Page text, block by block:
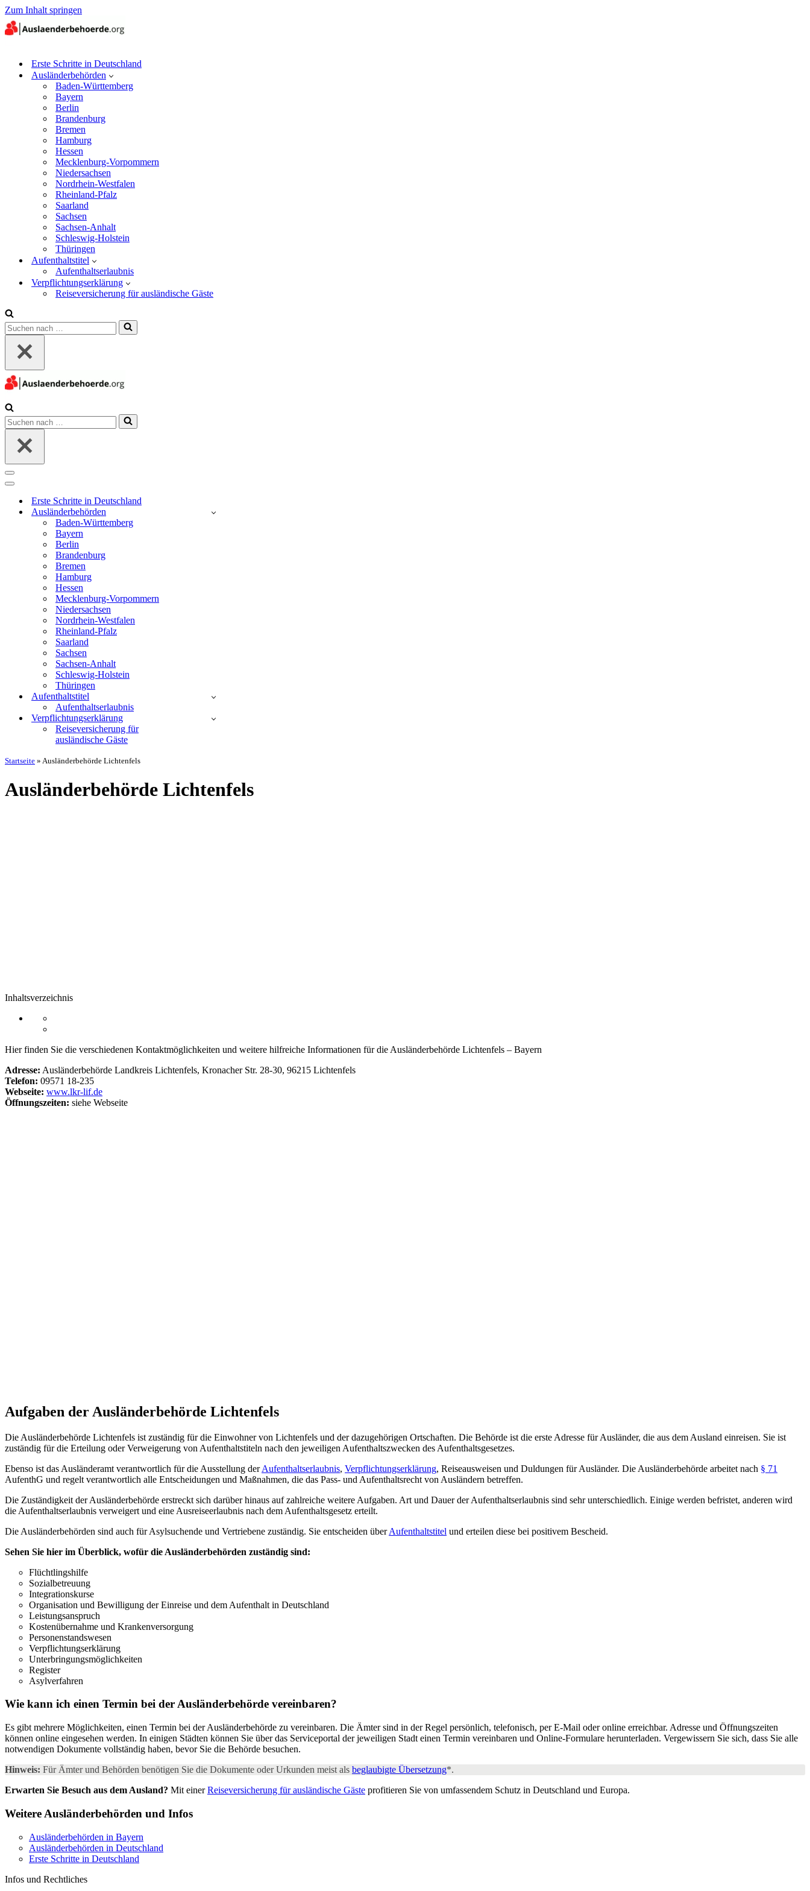
Zum Inhalt springen
Erste Schritte in Deutschland
Ausländerbehörden
Baden-Württemberg
Bayern
Berlin
Brandenburg
Bremen
Hamburg
Hessen
Mecklenburg-Vorpommern
Niedersachsen
Nordrhein-Westfalen
Rheinland-Pfalz
Saarland
Sachsen
Sachsen-Anhalt
Schleswig-Holstein
Thüringen
Aufenthaltstitel
Aufenthaltserlaubnis
Verpflichtungserklärung
Reiseversicherung für ausländische Gäste
Suchen
nach …
Suchen
nach …
Navigations-
Menü
Navigations-
Erste Schritte in Deutschland
Ausländerbehörden
Baden-Württemberg
Bayern
Berlin
Brandenburg
Bremen
Hamburg
Hessen
Mecklenburg-Vorpommern
Niedersachsen
Nordrhein-Westfalen
Rheinland-Pfalz
Saarland
Sachsen
Sachsen-Anhalt
Schleswig-Holstein
Thüringen
Aufenthaltstitel
Aufenthaltserlaubnis
Verpflichtungserklärung
Reiseversicherung für
ausländische Gäste
Startseite » Ausländerbehörde Lichtenfels
Ausländerbehörde Lichtenfels
Inhaltsverzeichnis
Hier finden Sie die verschiedenen Kontaktmöglichkeiten und weitere hilfreiche Informationen für die Ausländerbehörde Lichtenfels – Bayern
Adresse: Ausländerbehörde Landkreis Lichtenfels, Kronacher Str. 28-30, 96215 Lichtenfels
Telefon: 09571 18-235
Webseite: www.lkr-lif.de
Öffnungszeiten: siehe Webseite
Aufgaben der Ausländerbehörde Lichtenfels
Die Ausländerbehörde Lichtenfels ist zuständig für die Einwohner von Lichtenfels und der dazugehörigen Ortschaften. Die Behörde ist die erste Adresse für Ausländer, die aus dem Ausland einreisen. Sie ist
zuständig für die Erteilung oder Verweigerung von Aufenthaltstiteln nach den jeweiligen Aufenthaltszwecken des Aufenthaltsgesetzes.
Ebenso ist das Ausländeramt verantwortlich für die Ausstellung derAufenthaltserlaubnis, Verpflichtungserklärung, Reiseausweisen und Duldungen für Ausländer. Die Ausländerbehörde arbeitet nach § 71
AufenthG und regelt verantwortlich alle Entscheidungen und Maßnahmen, die das Pass- und Aufenthaltsrecht von Ausländern betreffen.
Die Zuständigkeit der Ausländerbehörde erstreckt sich darüber hinaus auf zahlreiche weitere Aufgaben. Art und Dauer der Aufenthaltserlaubnis sind sehr unterschiedlich. Einige werden befristet, anderen wird
die Aufenthaltserlaubnis verweigert und eine Ausreiseerlaubnis nach dem Aufenthaltsgesetz erteilt.
Die Ausländerbehörden sind auch für Asylsuchende und Vertriebene zuständig. Sie entscheiden überAufenthaltstitel und erteilen diese bei positivem Bescheid.
Sehen Sie hier im Überblick, wofür die Ausländerbehörden zuständig sind:
Flüchtlingshilfe
Sozialbetreuung
Integrationskurse
Organisation und Bewilligung der Einreise und dem Aufenthalt in Deutschland
Leistungsanspruch
Kostenübernahme und Krankenversorgung
Personenstandswesen
Verpflichtungserklärung
Unterbringungsmöglichkeiten
Register
Asylverfahren
Wie kann ich einen Termin bei der Ausländerbehörde vereinbaren?
Es gibt mehrere Möglichkeiten, einen Termin bei der Ausländerbehörde zu vereinbaren. Die Ämter sind in der Regel persönlich, telefonisch, per E-Mail oder online erreichbar. Adresse und Öffnungszeiten
können online eingesehen werden. In einigen Städten können Sie über das Serviceportal der jeweiligen Stadt einen Termin vereinbaren und Online-Formulare herunterladen. Vergewissern Sie sich, dass Sie alle
notwendigen Dokumente vollständig haben, bevor Sie die Behörde besuchen.
Hinweis: Für Ämter und Behörden benötigen Sie die Dokumente oder Urkunden meist als beglaubigte Übersetzung*.
Erwarten Sie Besuch aus dem Ausland? Mit einerReiseversicherung für ausländische Gäste profitieren Sie von umfassendem Schutz in Deutschland und Europa.
Weitere Ausländerbehörden und Infos
Ausländerbehörden in Bayern
Ausländerbehörden in Deutschland
Erste Schritte in Deutschland
Infos und Rechtliches